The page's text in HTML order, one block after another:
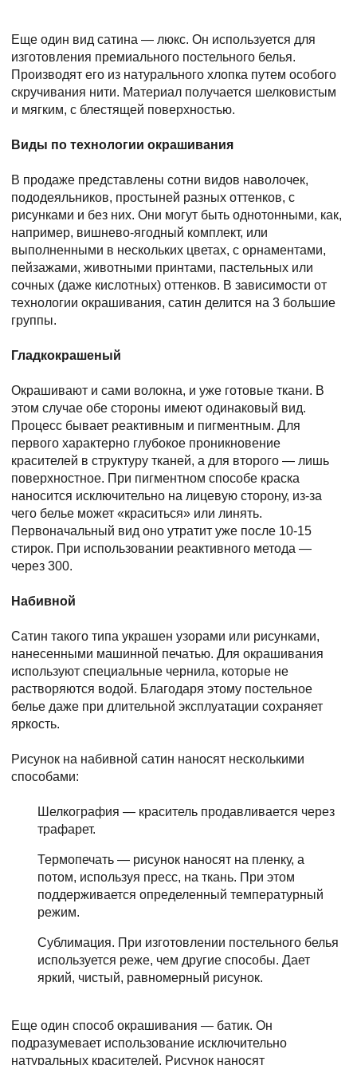
Еще один вид сатина — люкс. Он используется для
изготовления премиального постельного белья.
Производят его из натурального хлопка путем особого
скручивания нити. Материал получается шелковистым
и мягким, с блестящей поверхностью.
Виды по технологии окрашивания
В продаже представлены сотни видов наволочек,
пододеяльников, простыней разных оттенков, с
рисунками и без них. Они могут быть однотонными, как,
например, вишнево-ягодный комплект, или
выполненными в нескольких цветах, с орнаментами,
пейзажами, животными принтами, пастельных или
сочных (даже кислотных) оттенков. В зависимости от
технологии окрашивания, сатин делится на 3 большие
группы.
Гладкокрашеный
Окрашивают и сами волокна, и уже готовые ткани. В
этом случае обе стороны имеют одинаковый вид.
Процесс бывает реактивным и пигментным. Для
первого характерно глубокое проникновение
красителей в структуру тканей, а для второго — лишь
поверхностное. При пигментном способе краска
наносится исключительно на лицевую сторону, из-за
чего белье может «краситься» или линять.
Первоначальный вид оно утратит уже после 10-15
стирок. При использовании реактивного метода —
через 300.
Набивной
Сатин такого типа украшен узорами или рисунками,
нанесенными машинной печатью. Для окрашивания
используют специальные чернила, которые не
растворяются водой. Благодаря этому постельное
белье даже при длительной эксплуатации сохраняет
яркость.
Рисунок на набивной сатин наносят несколькими
способами:
Шелкография — краситель продавливается через
трафарет.
Термопечать — рисунок наносят на пленку, а
потом, используя пресс, на ткань. При этом
поддерживается определенный температурный
режим.
Сублимация. При изготовлении постельного белья
используется реже, чем другие способы. Дает
яркий, чистый, равномерный рисунок.
Еще один способ окрашивания — батик. Он
подразумевает использование исключительно
натуральных красителей. Рисунок наносят